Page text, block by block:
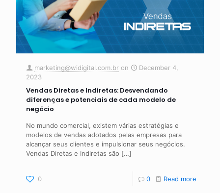
marketing@widigital.com.br on
December 4,
2023
Vendas Diretas e Indiretas: Desvendando
diferenças e potenciais de cada modelo de
negócio
No mundo comercial, existem várias estratégias e
modelos de vendas adotados pelas empresas para
alcançar seus clientes e impulsionar seus negócios.
Vendas Diretas e Indiretas são […]
0 0 Read more